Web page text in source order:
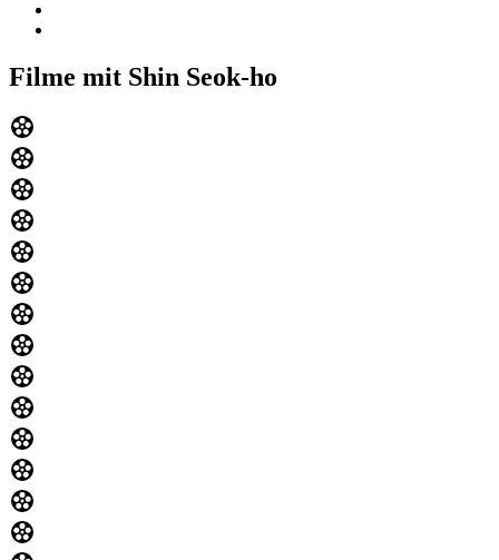
Filme mit Shin Seok-ho